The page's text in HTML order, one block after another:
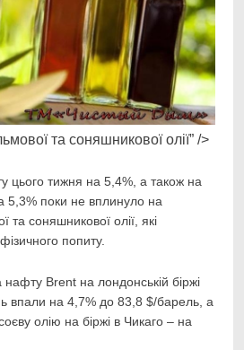
та соняшникової олії” />
цього тижня на 5,4%, а також на
5,3% поки не вплинуло на
та соняшникової олії, які
попиту.
Brent на лондонській біржі
впали на 4,7% до 83,8 $/барель, а
олію на біржі в Чикаго – на